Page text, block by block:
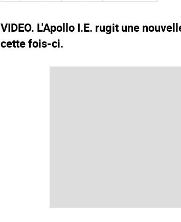
VIDEO. L'Apollo I.E. rugit une
cette fois-ci.